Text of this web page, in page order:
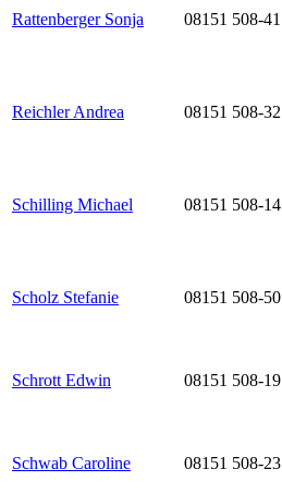
Rattenberger Sonja 08151 508-41
Reichler Andrea 08151 508-32
Schilling Michael 08151 508-14
Scholz Stefanie 08151 508-50
Schrott Edwin 08151 508-19
Schwab Caroline 08151 508-23